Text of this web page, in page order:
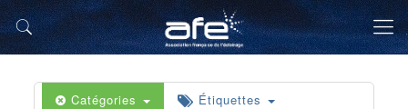
Catégories Étiquettes
5 h 00 min
6 h 00 min